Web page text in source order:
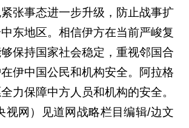
张事态进一步升级，防止战事扩
东地区。相信伊方在当前严峻复
保持国家社会稳定，重视邻国合
伊中国公民和机构安全。阿拉格
力保障中方人员和机构的安全。
视网）见道网战略栏目编辑/边文